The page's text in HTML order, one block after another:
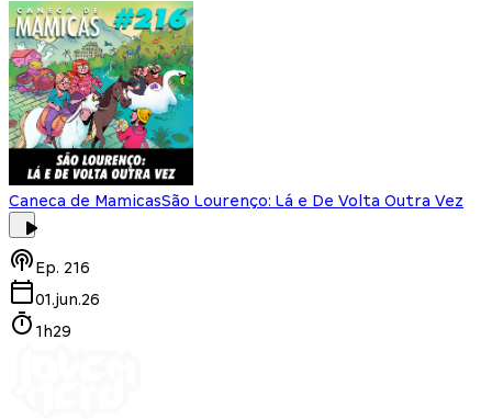
Caneca de MamicasSão Lourenço: Lá e De Volta Outra Vez
Ep. 216
01.jun.26
1h29